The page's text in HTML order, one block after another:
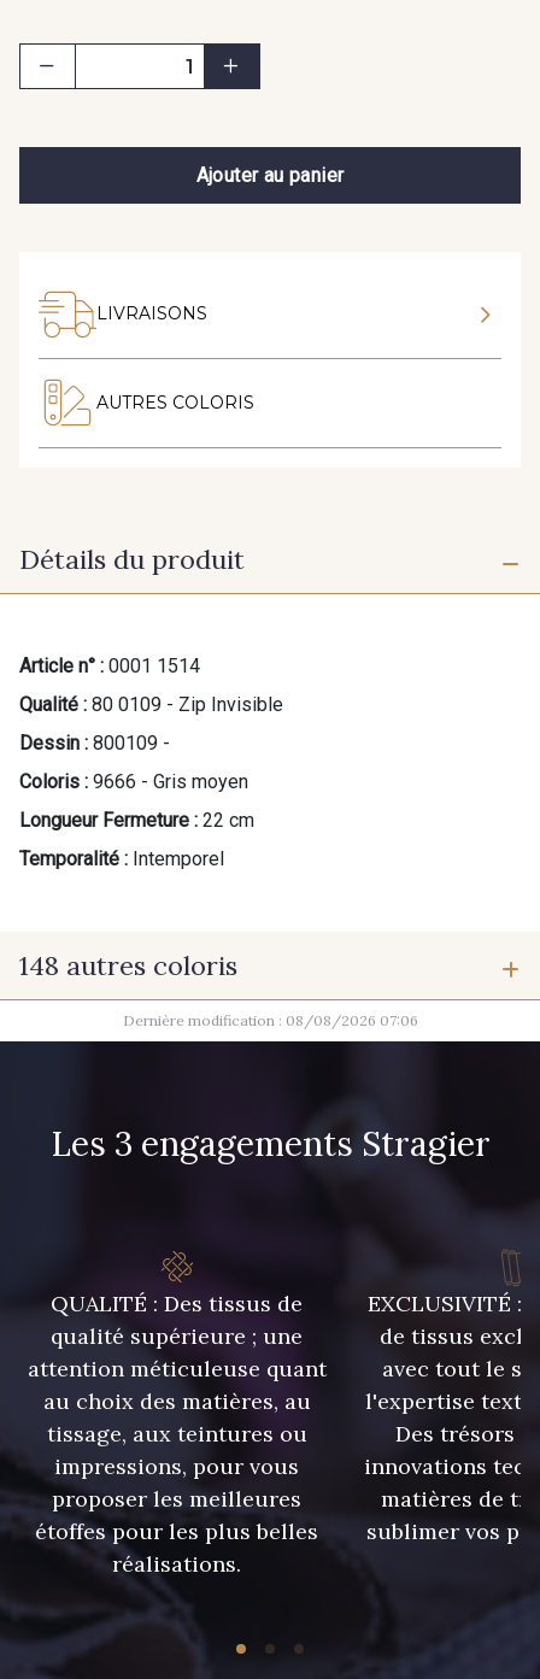
Ajouter au panier
LIVRAISONS
AUTRES COLORIS
Détails du produit
Article n° : 0001 1514
Qualité : 80 0109 - Zip Invisible
Dessin : 800109 -
Coloris : 9666 - Gris moyen
Longueur Fermeture : 22 cm
Temporalité : Intemporel
148 autres coloris
9975 - Noir Jet 9700 - Noir
9992 - Gris Vetiver
9390 - Gris Mercure 9491 - Gris Silex
9685 - Graphite 9905 - Anthracite
9138 - Gris clair 9391 - Gris Bruine
9404 - Gris frais
Dernière modification : 08/08/2026 07:06
Les 3 engagements Stragier
QUALITÉ : Des tissus de
qualité supérieure ; une
attention méticuleuse quant
au choix des matières, au
tissage, aux teintures ou
impressions, pour vous
proposer les meilleures
étoffes pour les plus belles
réalisations.
EXCLUSIVITÉ :
de tissus
avec tout le
l'expertise
Des trésors
innovations
matières de
sublimer vos